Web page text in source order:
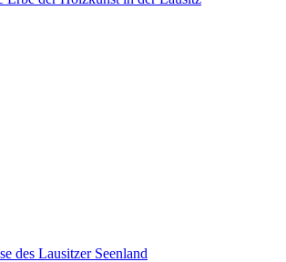
des Lausitzer Seenland